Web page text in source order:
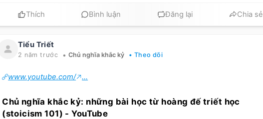
Thích Bình luận Đăng lại Chia sẻ
Tiểu Triết
2 năm trước • Chủ nghĩa khắc kỷ • Theo dõi
www.youtube.com/ ...
Chủ nghĩa khắc kỷ: những bài học từ hoàng đế triết học
(stoicism 101) - YouTube